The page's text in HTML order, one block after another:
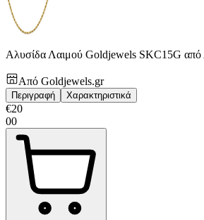
Αλυσίδα Λαιμού Goldjewels SKC15G από
Από Goldjewels.gr
Περιγραφή Χαρακτηριστικά
€20
00